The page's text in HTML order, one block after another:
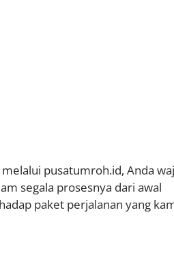
pusatumroh.id, Anda
segala prosesnya dari awal
paket perjalanan yang